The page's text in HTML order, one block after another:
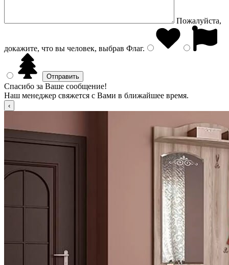
Пожалуйста,
докажите, что вы человек, выбрав Флаг.
Спасибо за Ваше сообщение!
Наш менеджер свяжется с Вами в ближайшее время.